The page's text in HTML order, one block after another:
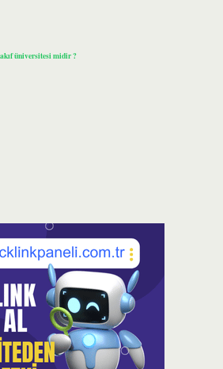
üniversitesi midir ?